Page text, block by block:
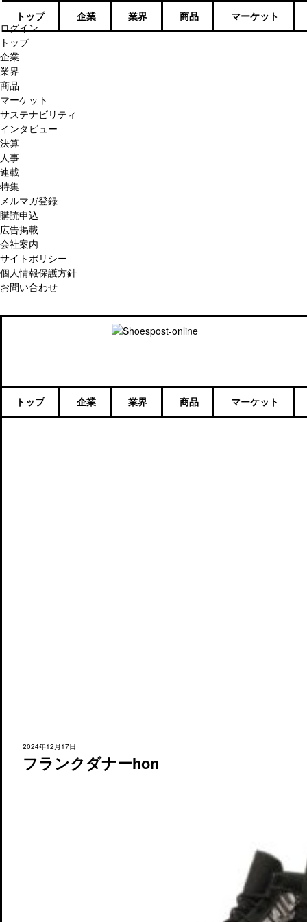
ログイン
トップ
企業
業界
商品
マーケット
サステナビリティ
インタビュー
決算
人事
連載
特集
メルマガ登録
購読申込
広告掲載
会社案内
サイトポリシー
個人情報保護方針
お問い合わせ
トップ 企業 業界 商品 マーケット
トップ 企業 業界 商品 マーケット
2024年12月17日
フランクダナーhon